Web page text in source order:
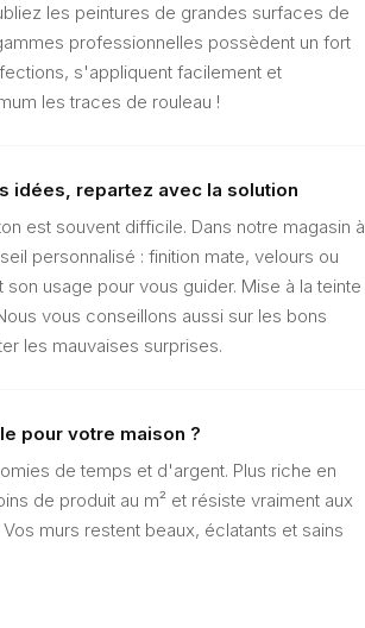
les peintures de grandes surfaces de
professionnelles possèdent un fort
s'appliquent facilement et
les traces de rouleau !
idées, repartez avec la solution
est souvent difficile. Dans notre magasin à
personnalisé : finition mate, velours ou
usage pour vous guider. Mise à la teinte
vous conseillons aussi sur les bons
les mauvaises surprises.
pour votre maison ?
de temps et d'argent. Plus riche en
de produit au m² et résiste vraiment aux
murs restent beaux, éclatants et sains